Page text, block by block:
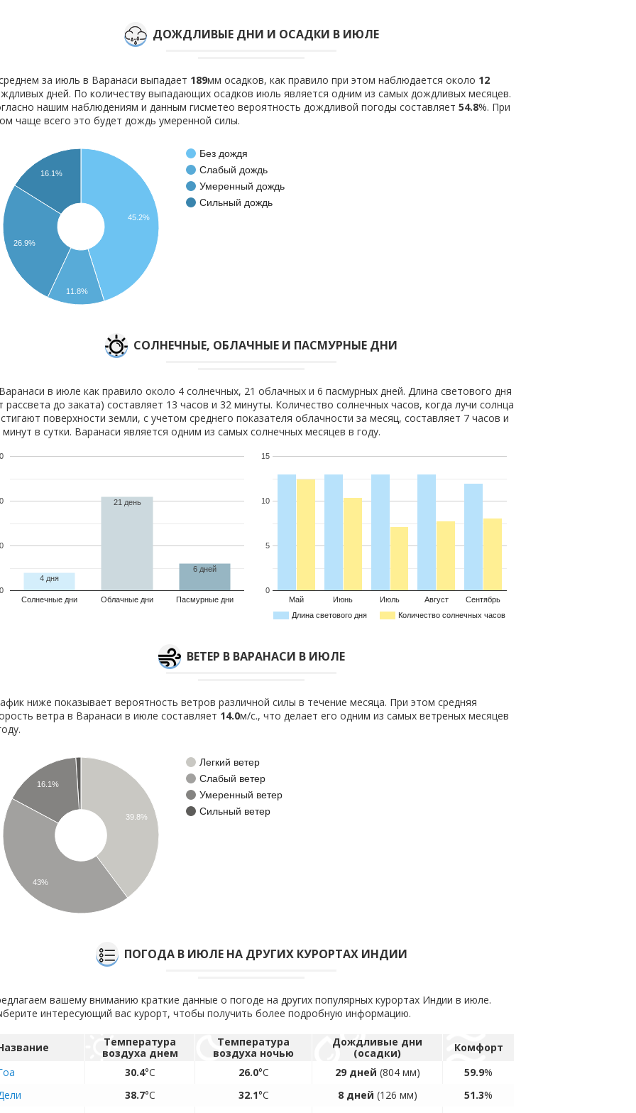
ДОЖДЛИВЫЕ ДНИ И ОСАДКИ В ИЮЛЕ
за июль в Варанаси выпадает 189мм осадков, как правило при этом наблюдается около 12
дней. По количеству выпадающих осадков июль является одним из самых дождливых месяцев.
нашим наблюдениям и данным гисметео вероятность дождливой погоды составляет 54.8%. При
чаще всего это будет дождь умеренной силы.
Без дождя
Слабый дождь
Умеренный дождь
Сильный дождь
45.2%
16.1%
26.9%
11.8%
CОЛНЕЧНЫЕ, ОБЛАЧНЫЕ И ПАСМУРНЫЕ ДНИ
в июле как правило около 4 солнечных, 21 облачных и 6 пасмурных дней. Длина светового дня
рассвета до заката) составляет 13 часов и 32 минуты. Количество солнечных часов, когда лучи солнца
поверхности земли, с учетом среднего показателя облачности за месяц, составляет 7 часов и
минут в сутки. Варанаси является одним из самых солнечных месяцев в году.
Солнечные дни Облачные дни Пасмурные дни
0
4 дня
21 день
6 дней
Длина светового дня Количество солнечных часов
Май Июнь Июль Август Сентябрь
0
5
10
15
ВЕТЕР В ВАРАНАСИ В ИЮЛЕ
ниже показывает вероятность ветров различной силы в течение месяца. При этом средняя
ветра в Варанаси в июле составляет 14.0м/с., что делает его одним из самых ветреных месяцев
Легкий ветер
Слабый ветер
Умеренный ветер
Сильный ветер
39.8%
16.1%
43%
ПОГОДА В ИЮЛЕ НА ДРУГИХ КУРОРТАХ ИНДИИ
вашему вниманию краткие данные о погоде на других популярных курортах Индии в июле.
интересующий вас курорт, чтобы получить более подробную информацию.
Температура
воздуха днем
Температура
воздуха ночью
Дождливые дни
(осадки)
Комфорт
30.4°C 26.0°C 29 дней (804 мм) 59.9%
38.7°C 32.1°C 8 дней (126 мм) 51.3%